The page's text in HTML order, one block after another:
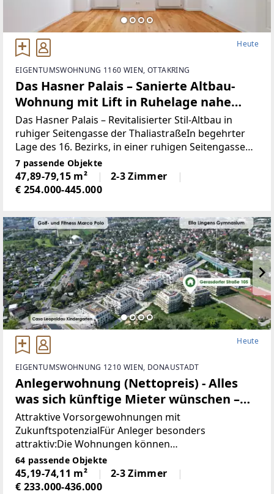
Heute
EIGENTUMSWOHNUNG 1160 WIEN, OTTAKRING
Das Hasner Palais – Sanierte Altbau-
Wohnung mit Lift in Ruhelage nahe
Thaliastraße U6 und Brunnenmarkt!
Das Hasner Palais – Revitalisierter Stil-Altbau in
ruhiger Seitengasse der ThaliastraßeIn begehrter
Lage des 16. Bezirks, in einer ruhigen Seitengasse
der lebendigen Thaliastraße, präsentiert sich dieses
außergewöhnliche Wohnprojekt in der
Hasnerstraße
7 passende Objekte
47,89-79,15 m²
2-3 Zimmer
€ 254.000-445.000
Heute
EIGENTUMSWOHNUNG 1210 WIEN, DONAUSTADT
Anlegerwohnung (Nettopreis) - Alles
was sich künftige Mieter wünschen –
kostengünstige Heizung/“Kühlung“
über Erdwärme, PV-Anlage,
Provisionsfrei
Attraktive Vorsorgewohnungen mit
ZukunftspotenzialFür Anleger besonders
attraktiv:Die Wohnungen können
zum Nettokaufpreis zzgl. 20 % USt. erworben
werden und eignen sich ideal als
Vorsorgewohnungen zur Vermietung. Durch
64 passende Objekte
45,19-74,11 m²
2-3 Zimmer
€ 233.000-436.000